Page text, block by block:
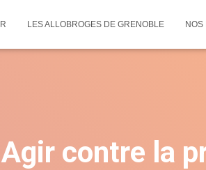
LES ALLOBROGES DE GRENOBLE
contre la